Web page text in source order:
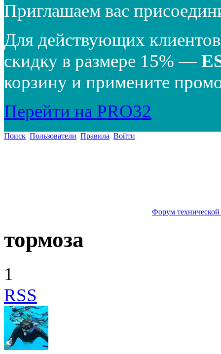
Приглашаем вас
Для действующих
скидку в размере 15% —
корзину и примените
Перейти на PRO32
Поиск Пользователи Правила Войти
Форум
тормоза
1
RSS